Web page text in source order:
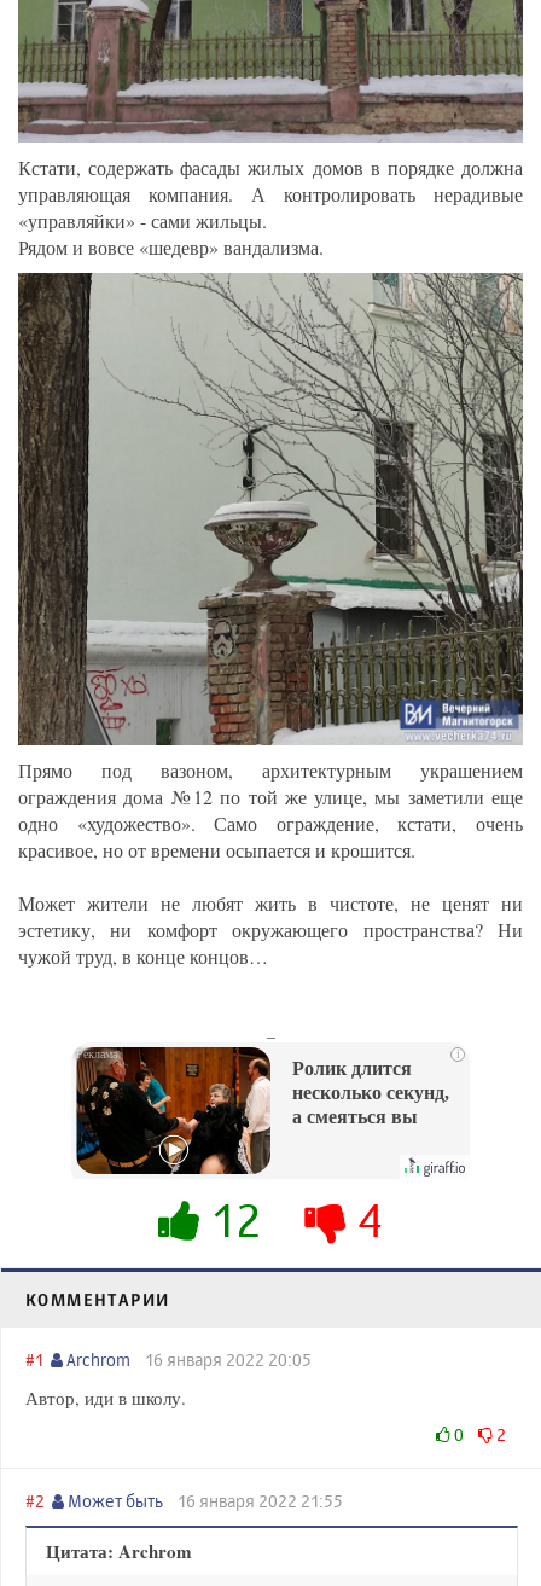
Кстати, содержать фасады жилых домов в порядке должна
управляющая компания. А контролировать нерадивые
«управляйки» - сами жильцы.
Рядом и вовсе «шедевр» вандализма.
Прямо под вазоном, архитектурным украшением
ограждения дома №12 по той же улице, мы заметили еще
одно «художество». Само ограждение, кстати, очень
красивое, но от времени осыпается и крошится.
Может жители не любят жить в чистоте, не ценят ни
эстетику, ни комфорт окружающего пространства? Ни
чужой труд, в конце концов…
i
Ролик длится
несколько секунд,
а смеяться вы
12 4
КОММЕНТАРИИ
#1 Archrom 16 января 2022 20:05
Автор, иди в школу.
0 2
#2 Может быть 16 января 2022 21:55
Цитата: Archrom